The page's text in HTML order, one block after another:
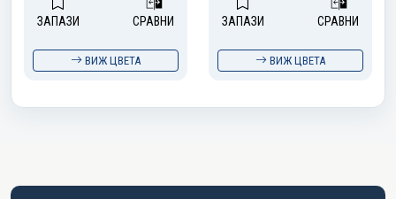
ЗАПАЗИ СРАВНИ
ВИЖ ЦВЕТА
ЗАПАЗИ СРАВНИ
ВИЖ ЦВЕТА